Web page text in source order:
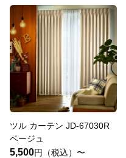
ツル カーテン JD-67030R
ベージュ
5,500円（税込）〜